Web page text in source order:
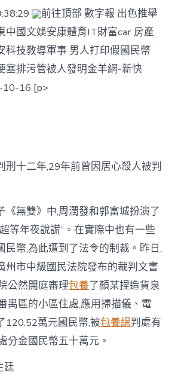
前往頂部 數字報 出色推舉
中國文娛安康體育IT財富car 房產
科技教導軍事 男人打印假國民幣
塞排污管被人發明金羊網-新快
16 [p>
刑十二年,29年前曾因居心殺人被判
《無雙》中,周潤發和郭富城扮演了
等年夜說謊”。在實際中也有一些
民幣,為此遭到了法令的制裁。昨日,
州市中級國民法院發布的裁判文書
公然開庭審理包養了顏某捏造貨泉
禺區的小區住處,應用掃描儀、電
120.52萬元國民幣,被包養網判處有
分金國民幣五十萬元。
廷